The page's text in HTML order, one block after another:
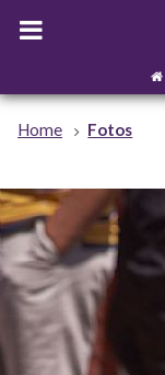
Home Fotos